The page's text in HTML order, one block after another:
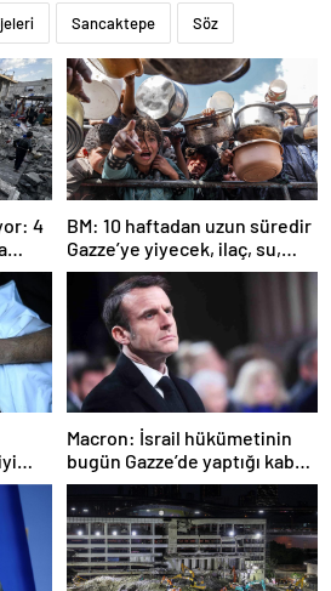
Sancaktepe Söz
4
BM: 10 haftadan uzun süredir
Gazze’ye yiyecek, ilaç, su,
çadır girmedi
Macron: İsrail hükümetinin
bugün Gazze’de yaptığı kabul
edilemez